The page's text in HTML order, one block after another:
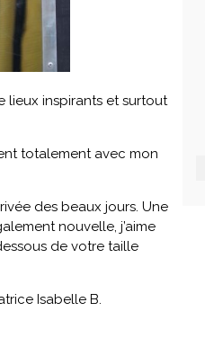
lieux inspirants et surtout
totalement avec mon
des beaux jours. Une
nouvelle, j’aime
de votre taille
Isabelle B.